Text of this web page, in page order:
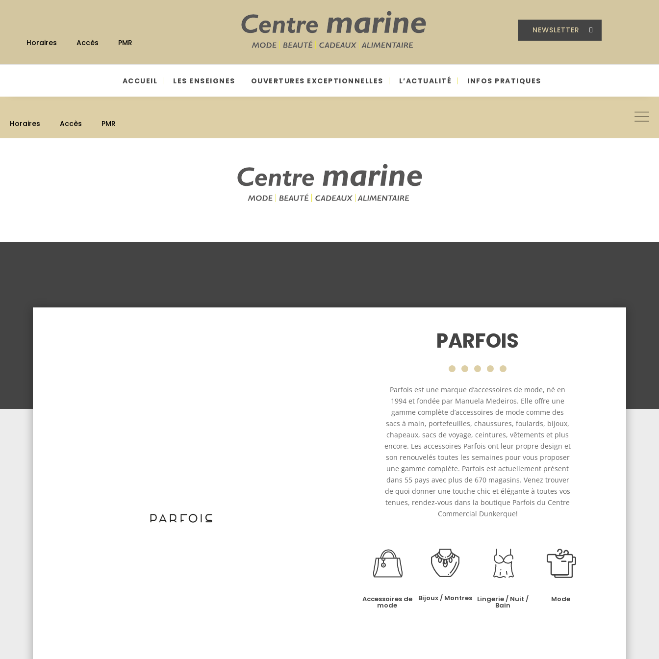
Horaires Accès PMR
NEWSLETTER
ACCUEIL LES ENSEIGNES OUVERTURES EXCEPTIONNELLES L’ACTUALITÉ INFOS PRATIQUES
Horaires Accès PMR
PARFOIS
Parfois est une marque d’accessoires de mode, né en
1994 et fondée par Manuela Medeiros. Elle offre une
gamme complète d’accessoires de mode comme des
sacs à main, portefeuilles, chaussures, foulards, bijoux,
chapeaux, sacs de voyage, ceintures, vêtements et plus
encore. Les accessoires Parfois ont leur propre design et
son renouvelés toutes les semaines pour vous proposer
une gamme complète. Parfois est actuellement présent
dans 55 pays avec plus de 670 magasins. Venez trouver
de quoi donner une touche chic et élégante à toutes vos
tenues, rendez-vous dans la boutique Parfois du Centre
Commercial Dunkerque!
Accessoires de
mode
Bijoux / Montres Lingerie / Nuit /
Bain
Mode